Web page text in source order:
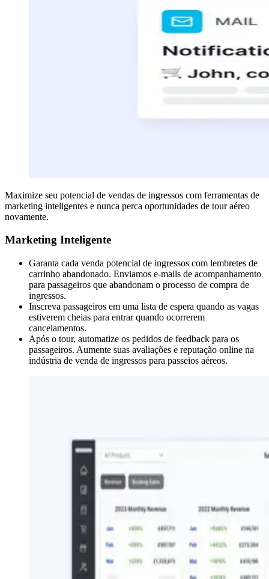
Maximize seu potencial de vendas de ingressos com ferramentas de
marketing inteligentes e nunca perca oportunidades de tour aéreo
novamente.
Marketing Inteligente
Garanta cada venda potencial de ingressos com lembretes de
carrinho abandonado. Enviamos e-mails de acompanhamento
para passageiros que abandonam o processo de compra de
ingressos.
Inscreva passageiros em uma lista de espera quando as vagas
estiverem cheias para entrar quando ocorrerem
cancelamentos.
Após o tour, automatize os pedidos de feedback para os
passageiros. Aumente suas avaliações e reputação online na
indústria de venda de ingressos para passeios aéreos.